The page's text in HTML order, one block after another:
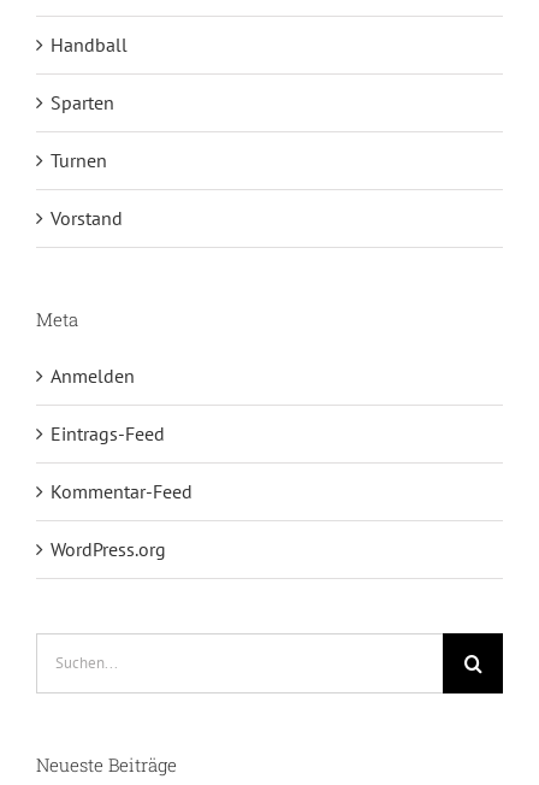
Handball
Sparten
Turnen
Vorstand
Meta
Anmelden
Eintrags-Feed
Kommentar-Feed
WordPress.org
Neueste Beiträge